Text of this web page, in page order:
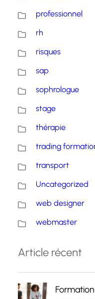
professionnel
rh
risques
sap
sophrologue
stage
thérapie
trading
transport
Uncategorized
web designer
webmaster
Article récent